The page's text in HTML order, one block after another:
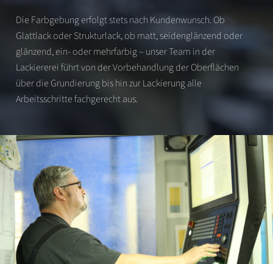
Die Farbgebung erfolgt stets nach Kundenwunsch. Ob
Glattlack oder Strukturlack, ob matt, seidenglänzend oder
glänzend, ein- oder mehrfarbig – unser Team in der
Lackiererei führt von der Vorbehandlung der Oberflächen
über die Grundierung bis hin zur Lackierung alle
Arbeitsschritte fachgerecht aus.